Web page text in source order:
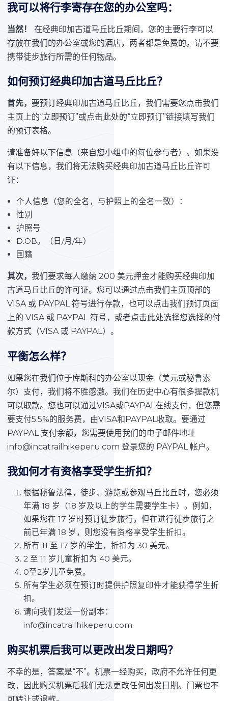
我可以将行李寄存在您的办公室吗：
当然！ 在经典印加古道马丘比丘期间，您的主要行李可以
存放在我们的办公室或您的酒店，两者都是免费的。请不要
携带徒步旅行所需的任何物品。
如何预订经典印加古道马丘比丘？
首先， 要预订经典印加古道马丘比丘，我们需要您点击我们
主页上的“立即预订”或点击此处的“立即预订”链接填写我们
的预订表格。
请准备好以下信息（来自您小组中的每位参与者）。如果没
有以下信息，我们将无法购买经典印加古道马丘比丘许可
证：
个人信息（您的全名，与护照上的全名一致）：
性别
护照号
D.OB。（日/月/年）
国籍
其次， 我们要求每人缴纳 200 美元押金才能购买经典印加
古道马丘比丘的许可证。您可以通过点击我们主页顶部的
VISA 或 PAYPAL 符号进行存款，也可以点击我们预订页面
上的 VISA 或 PAYPAL 符号，或者点击此处选择您选择的付
款方式（VISA 或 PAYPAL）。
平衡怎么样？
如果您在我们位于库斯科的办公室以现金（美元或秘鲁索
尔）支付，我们将不胜感激。我们在历史中心有很多提款机
可以取款。您也可以通过VISA或PAYPAL在线支付，但您需
要支付5.5%的服务费，由VISA和PAYPAL收取。要通过
PAYPAL 支付余额，您需要使用我们的电子邮件地址
info@incatrailhikeperu.com 登录您的 PAYPAL 帐户。
我如何才有资格享受学生折扣？
根据秘鲁法律，徒步、游览或参观马丘比丘时，您必须
年满 18 岁（18 岁及以上的学生需要学生卡）。例如，
如果您在 17 岁时预订徒步旅行，但在进行徒步旅行之
前已年满 18 岁，则您没有资格享受学生折扣。
所有 11 至 17 岁的学生，折扣为 30 美元。
2 至 11 岁儿童折扣为 40 美元。
0至2岁儿童免费。
所有学生必须在预订时提供护照复印件才能获得学生折
扣。
请向我们发送一份副本：
info@incatrailhikeperu.com
购买机票后我可以更改出发日期吗？
不幸的是，答案是“不”。机票一经购买，政府不允许任何更
改，因此购买机票后我们无法更改任何出发日期。门票也不
可转让或退款。